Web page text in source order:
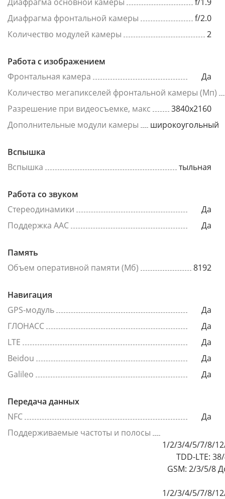
Диафрагма фронтальной камеры
f/2.0
Количество модулей камеры
2
Работа с изображением
Фронтальная камера
Да
Количество мегапикселей фронтальной камеры (Мп)
Разрешение при видеосъемке, макс
3840x2160
Дополнительные модули камеры
широкоугольный
Вспышка
Вспышка
тыльная
Работа со звуком
Стереодинамики
Да
Поддержка AAC
Да
Память
Объем оперативной памяти (Мб)
8192
Навигация
GPS-модуль
Да
ГЛОНАСС
Да
LTE
Да
Beidou
Да
Galileo
Да
Передача данных
NFC
Да
Поддерживаемые частоты и полосы
1/2/3/4/5/7/8/
TDD-LTE:
GSM: 2/3/5/8 Дополнительная SIM FDD-
1/2/3/4/5/7/8/